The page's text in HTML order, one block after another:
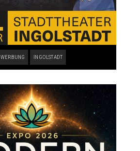
WERBUNG INGOLSTADT